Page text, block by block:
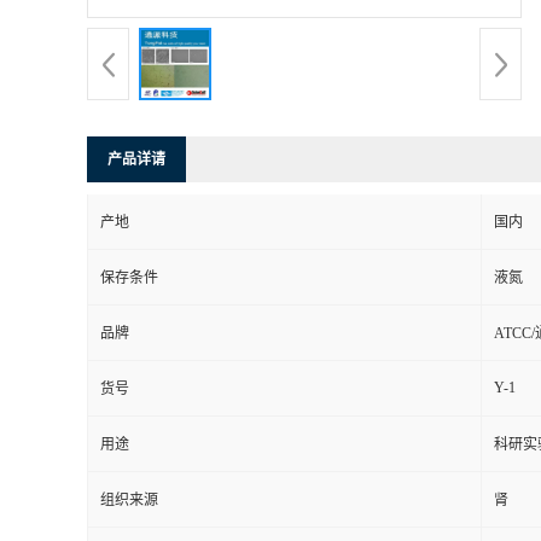
产品详请
产地 国内
保存条件 液氮
品牌 ATCC/
货号 Y-1
用途 科研实
组织来源 肾